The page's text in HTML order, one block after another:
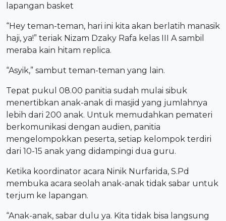
lapangan basket
“Hey teman-teman, hari ini kita akan berlatih manasik
haji, ya!” teriak Nizam Dzaky Rafa kelas III A sambil
meraba kain hitam replica.
“Asyik,” sambut teman-teman yang lain.
Tepat pukul 08.00 panitia sudah mulai sibuk
menertibkan anak-anak di masjid yang jumlahnya
lebih dari 200 anak. Untuk memudahkan pemateri
berkomunikasi dengan audien, panitia
mengelompokkan peserta, setiap kelompok terdiri
dari 10-15 anak yang didampingi dua guru.
Ketika koordinator acara Ninik Nurfarida, S.Pd
membuka acara seolah anak-anak tidak sabar untuk
terjum ke lapangan.
“Anak-anak, sabar dulu ya. Kita tidak bisa langsung